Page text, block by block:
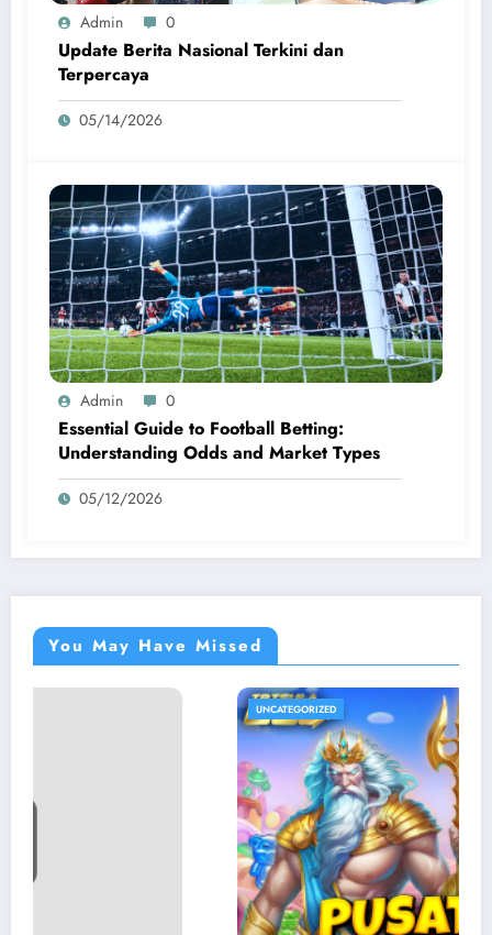
Admin 0
Update Berita Nasional Terkini dan
Terpercaya
05/14/2026
Admin 0
Essential Guide to Football Betting:
Understanding Odds and Market Types
05/12/2026
You May Have Missed